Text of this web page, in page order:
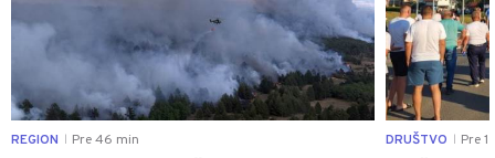
REGION Pre 46 min DRUŠTVO Pre 1